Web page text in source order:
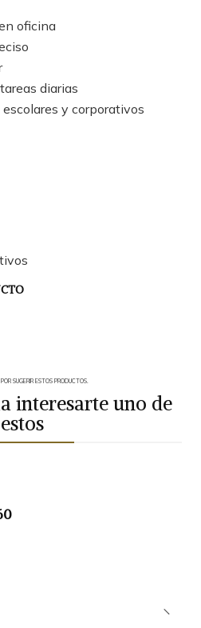
oficina
diarias
y corporativos
SUGERIR ESTOS PRODUCTOS.
interesarte uno de
estos